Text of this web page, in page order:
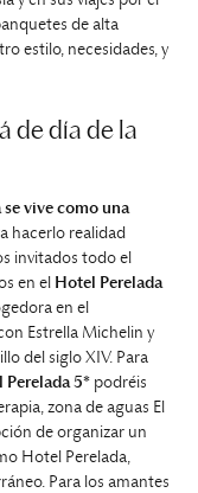
de alta
estilo, necesidades, y
de día de la
se vive como una
hacerlo realidad
invitados todo el
en el
Hotel Perelada
en el
Estrella Michelin y
del siglo XIV. Para
Perelada 5* podréis
zona de aguas El
de organizar un
Hotel Perelada,
Para los amantes